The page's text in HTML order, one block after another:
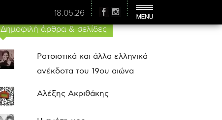
18.05.26
Δημοφιλή άρθρα & σελίδες
Ρατσιστικά και άλλα ελληνικά
ανέκδοτα του 19ου αιώνα
Αλέξης Ακριθάκης